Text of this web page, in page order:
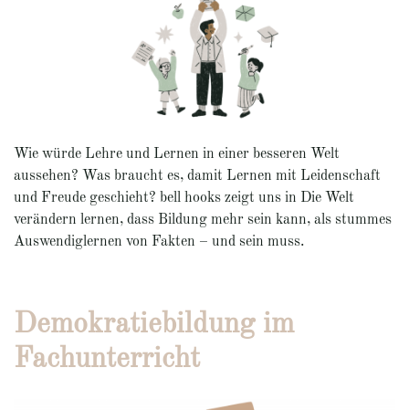
Wie würde Lehre und Lernen in einer besseren Welt
aussehen? Was braucht es, damit Lernen mit Leidenschaft
und Freude geschieht? bell hooks zeigt uns in Die Welt
verändern lernen, dass Bildung mehr sein kann, als stummes
Auswendiglernen von Fakten – und sein muss.
Demokratiebildung im
Fachunterricht